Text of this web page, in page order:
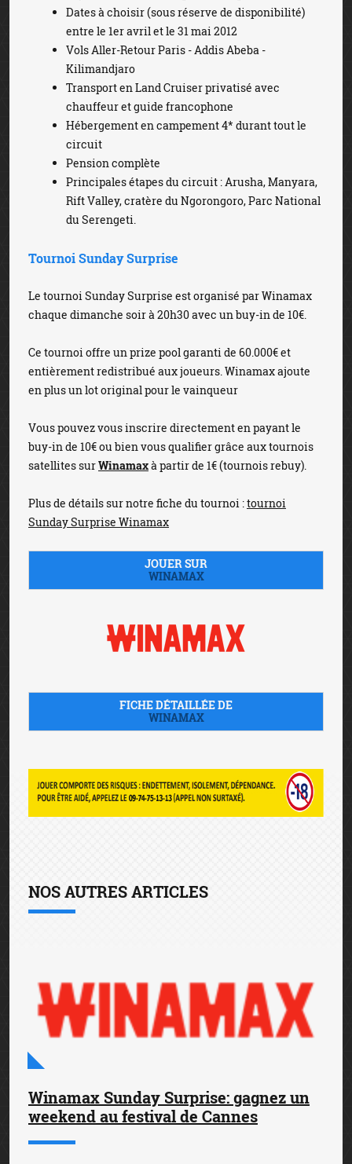
Dates à choisir (sous réserve de disponibilité)
entre le 1er avril et le 31 mai 2012
Vols Aller-Retour Paris - Addis Abeba -
Kilimandjaro
Transport en Land Cruiser privatisé avec
chauffeur et guide francophone
Hébergement en campement 4* durant tout le
circuit
Pension complète
Principales étapes du circuit : Arusha, Manyara,
Rift Valley, cratère du Ngorongoro, Parc National
du Serengeti.
Tournoi Sunday Surprise
Le tournoi Sunday Surprise est organisé par Winamax
chaque dimanche soir à 20h30 avec un buy-in de 10€.
Ce tournoi offre un prize pool garanti de 60.000€ et
entièrement redistribué aux joueurs. Winamax ajoute
en plus un lot original pour le vainqueur
Vous pouvez vous inscrire directement en payant le
buy-in de 10€ ou bien vous qualifier grâce aux tournois
satellites surWinamaxà partir de 1€ (tournois rebuy).
Plus de détails sur notre fiche du tournoi :tournoi
Sunday Surprise Winamax
JOUER SUR
WINAMAX
FICHE DÉTAILLÉE DE
WINAMAX
NOS AUTRES ARTICLES
Winamax Sunday Surprise: gagnez un
weekend au festival de Cannes